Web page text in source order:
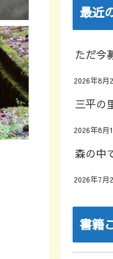
最近
ただ今
2026年8月
三平の
2026年8月
森の中
2026年7月
書籍